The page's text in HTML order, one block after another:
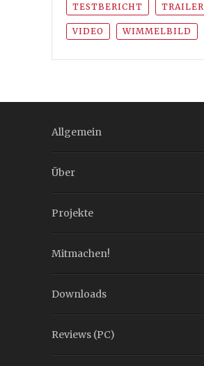
TESTBERICHT TRAILER
VIDEO WIMMELBILD
Allgemein
Über
Projekte
Mitmachen!
Downloads
Reviews (PC)